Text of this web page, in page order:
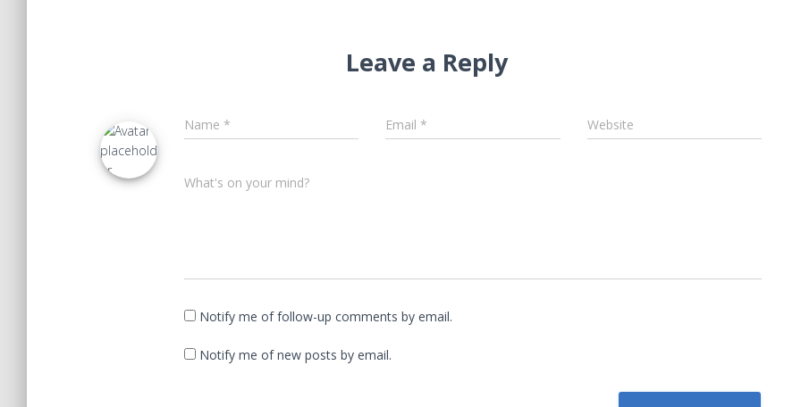
Leave a Reply
Name * Email * Website
What's on your mind?
Notify me of follow-up comments by email.
Notify me of new posts by email.